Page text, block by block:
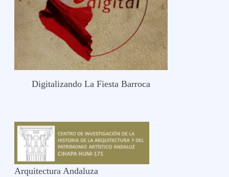
Digitalizando La Fiesta Barroca
Arquitectura Andaluza